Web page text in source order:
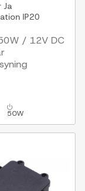
Ja
IP20
/ 12V DC
indendørs
50W